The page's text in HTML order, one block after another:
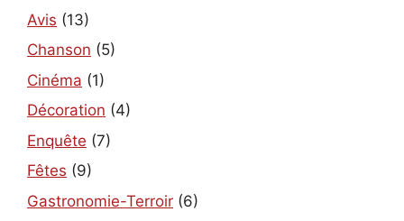
Avis (13)
Chanson (5)
Cinéma (1)
Décoration (4)
Enquête (7)
Fêtes (9)
Gastronomie-Terroir (6)